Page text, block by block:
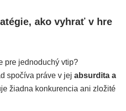
ako vyhrať v hre
pre jednoduchý vtip?
spočíva práve v jej absurdita a
žiadna konkurencia ani zložité